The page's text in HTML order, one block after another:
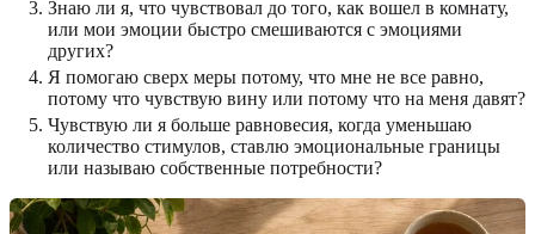
Знаю ли я, что чувствовал до того, как вошел в комнату,
или мои эмоции быстро смешиваются с эмоциями
других?
Я помогаю сверх меры потому, что мне не все равно,
потому что чувствую вину или потому что на меня давят?
Чувствую ли я больше равновесия, когда уменьшаю
количество стимулов, ставлю эмоциональные границы
или называю собственные потребности?